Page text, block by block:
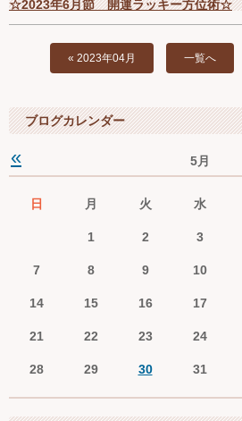
☆2023年6月節 開運ラッキー方位術☆
« 2023年04月 一覧へ
ブログカレンダー
« 5月
日 月 火 水
1 2 3
7 8 9 10
14 15 16 17
21 22 23 24
28 29 30 31